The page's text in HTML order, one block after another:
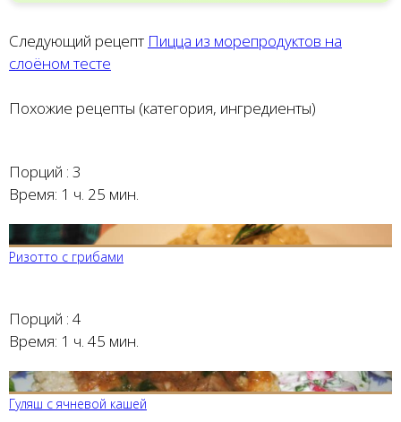
Следующий рецепт Пицца из морепродуктов на
слоёном тесте
Похожие рецепты (категория, ингредиенты)
Порций : 3
Время: 1 ч. 25 мин.
Ризотто с грибами
Порций : 4
Время: 1 ч. 45 мин.
Гуляш с ячневой кашей